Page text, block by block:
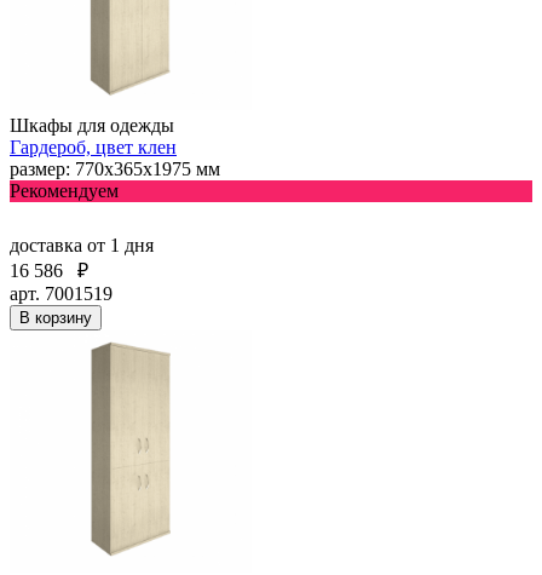
Шкафы для одежды
Гардероб, цвет клен
размер: 770х365х1975 мм
Рекомендуем
доставка от 1 дня
16 586
₽
арт. 7001519
В корзину